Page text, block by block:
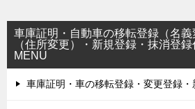
車庫証明・自動車の移転登録（名
（住所変更）・新規登録・抹消登
MENU
車庫証明・車の移転登録・変更登録